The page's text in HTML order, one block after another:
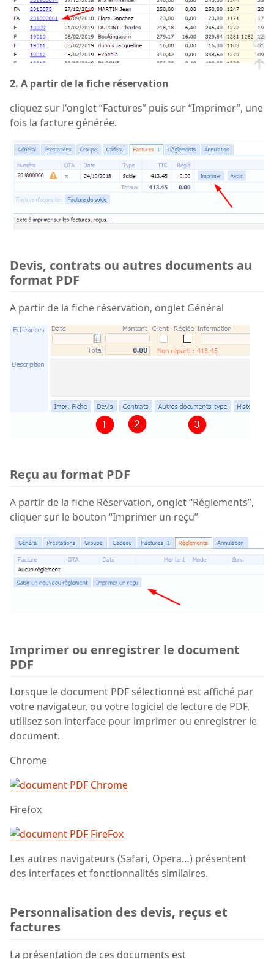
2. A partir de la fiche réservation
cliquez sur l'onglet “Factures” puis sur “Imprimer”, une
fois la facture générée.
Devis, contrats ou autres documents au
format PDF
A partir de la fiche réservation, onglet Général
Reçu au format PDF
A partir de la fiche Réservation, onglet “Réglements”,
cliquer sur le bouton “Imprimer un reçu”
Imprimer ou enregistrer le document
PDF
Lorsque le document PDF sélectionné est affiché par
votre navigateur, ou votre logiciel de lecture de PDF,
utilisez son interface pour imprimer ou enregistrer le
document.
Chrome
Firefox
Les autres navigateurs (Safari, Opera…) présentent
des interfaces et fonctionnalités similaires.
Personnalisation des devis, reçus et
factures
La présentation de ces documents est